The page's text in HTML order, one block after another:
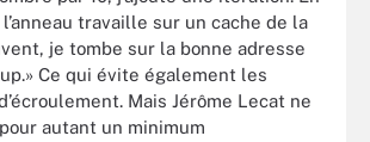
travaille sur un cache de la
je tombe sur la bonne adresse
Ce qui évite également les
Mais Jérôme Lecat ne
autant un minimum